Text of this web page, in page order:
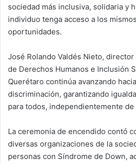
sociedad más inclusiva, solidaria y
individuo tenga acceso a los
oportunidades.
José Rolando Valdés Nieto,
de Derechos Humanos e Inclusión
Querétaro continúa avanzando
discriminación, garantizando
para todos, independientemente
La ceremonia de encendido contó
diversas organizaciones de la
personas con Síndrome de Down,